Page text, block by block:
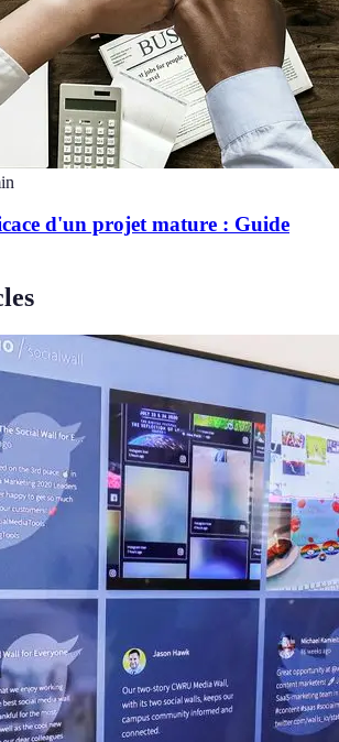
d'un projet mature : Guide